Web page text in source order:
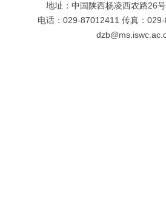
地址：中国陕西杨凌西农路26
电话：029-87012411 传真：029-